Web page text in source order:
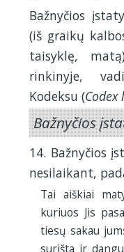
Bažnyčios
(iš graikų
taisyklę,
rinkinyje,
Kodeksu (Codex
Bažnyčios
14. Bažnyčios
nesilaikant,
Tai aiškiai
kuriuos Jis
tiesų sakau
surišta ir